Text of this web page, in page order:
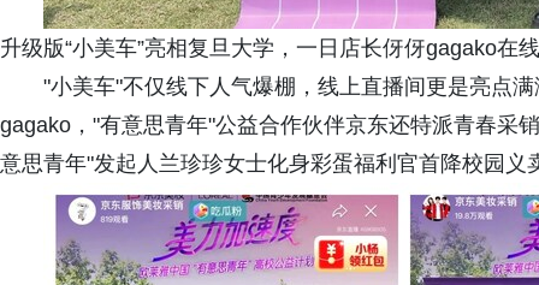
升级版“小美车”亮相复旦大学，一日店长伢伢gagako在
"小美车"不仅线下人气爆棚，线上直播间更是亮点
gagako，"有意思青年"公益合作伙伴京东还特派青春采
意思青年"发起人兰珍珍女士化身彩蛋福利官首降校园